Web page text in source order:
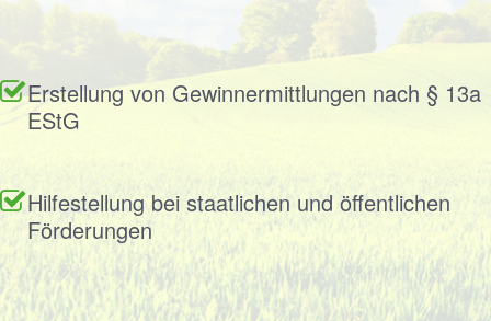
Erstellung von Gewinnermittlungen nach § 13a
EStG
Hilfestellung bei staatlichen und öffentlichen
Förderungen